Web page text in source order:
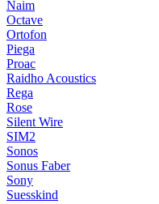
Naim
Octave
Ortofon
Piega
Proac
Raidho Acoustics
Rega
Rose
Silent Wire
SIM2
Sonos
Sonus Faber
Sony
Suesskind